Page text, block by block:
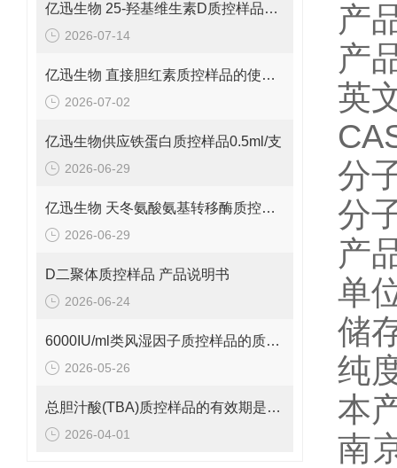
亿迅生物 25-羟基维生素D质控样品的浓度是多少呢？
2026-07-14
亿迅生物 直接胆红素质控样品的使用方法
2026-07-02
亿迅生物供应铁蛋白质控样品0.5ml/支
2026-06-29
亿迅生物 天冬氨酸氨基转移酶质控样品的质控靶值是多少呢？
2026-06-29
D二聚体质控样品 产品说明书
2026-06-24
6000IU/ml类风湿因子质控样品的质控范围是多少呢？
2026-05-26
总胆汁酸(TBA)质控样品的有效期是多久呢？
2026-04-01
产
产
英
分
分
产
单
储
纯
本
南